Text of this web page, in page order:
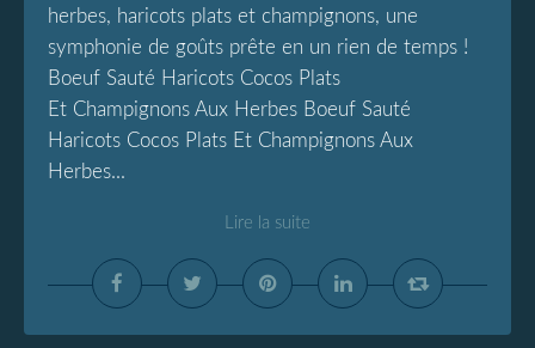
herbes, haricots plats et champignons, une
symphonie de goûts prête en un rien de temps !
Boeuf Sauté Haricots Cocos Plats
Et Champignons Aux Herbes Boeuf Sauté
Haricots Cocos Plats Et Champignons Aux
Herbes...
Lire la suite